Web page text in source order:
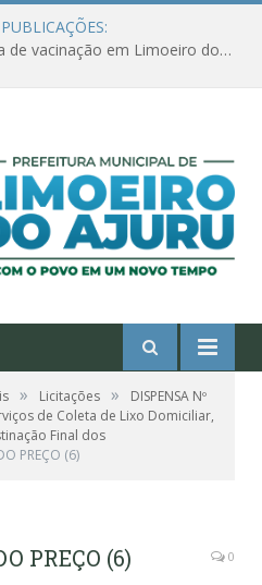
Amanhã começa nova etapa de vacinação em Limoeiro do Ajuru para idosos com 65 ou mais
» Licitações »
DISPENSA Nº
de Coleta de Lixo Domiciliar,
Final dos
PREÇO (6)
PREÇO (6) 0